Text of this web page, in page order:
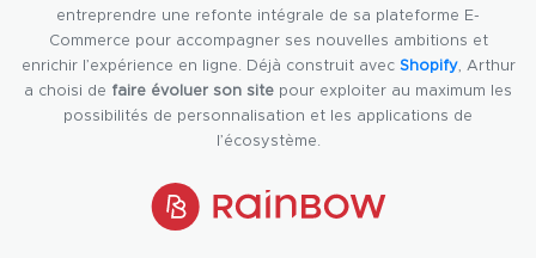
entreprendre une refonte intégrale de sa plateforme E-
Commerce pour accompagner ses nouvelles ambitions et
enrichir l’expérience en ligne. Déjà construit avec Shopify, Arthur
a choisi de faire évoluer son site pour exploiter au maximum les
possibilités de personnalisation et les applications de
l’écosystème.